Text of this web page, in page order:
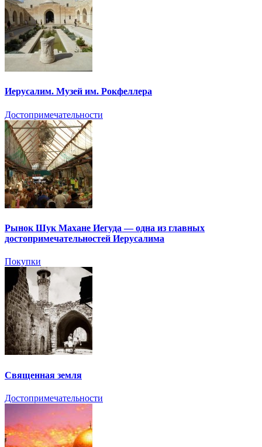
Иерусалим. Музей им. Рокфеллера
Достопримечательности
Рынок Шук Махане Иегуда — одна из главных
достопримечательностей Иерусалима
Покупки
Священная земля
Достопримечательности